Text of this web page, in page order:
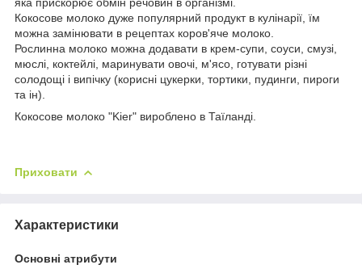
Кокосове молоко дуже популярний продукт в кулінарії, їм
можна замінювати в рецептах коров'яче молоко.
Рослинна молоко можна додавати в крем-супи, соуси, смузі,
мюслі, коктейлі, маринувати овочі, м'ясо, готувати різні
солодощі і випічку (корисні цукерки, тортики, пудинги, пироги
та ін).
Кокосове молоко "Kier" вироблено в Таїланді.
Приховати
Характеристики
Основні атрибути